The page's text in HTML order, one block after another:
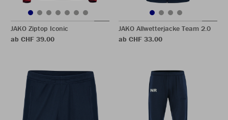
JAKO Ziptop Iconic
ab CHF 39.00
JAKO Allwetterjacke Team 2.0
ab CHF 33.00